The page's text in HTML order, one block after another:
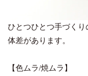
ひとつひとつ手づく
体差があります。
【色ムラ/焼ムラ】